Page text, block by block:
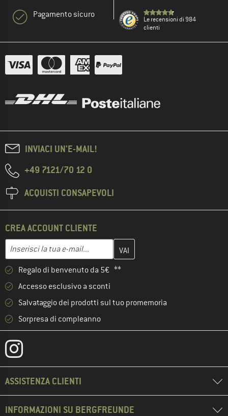
Pagamento sicuro
Le recensioni di 984
clienti
INVIACI UN'E-MAIL!
+49 7121/70 12 0
ACQUISTI CONSAPEVOLI
CREA ACCOUNT CLIENTE
Indirizzo e-mail
Inserisci qui il tuo indirizzo e-mail e crea il tuo account cliente
Regalo di benvenuto da 5€ **
Accesso esclusivo a sconti
Salvataggio dei prodotti sul tuo promemoria
Sorpresa di compleanno
ASSISTENZA CLIENTI
INFORMAZIONI SU BERGFREUNDE